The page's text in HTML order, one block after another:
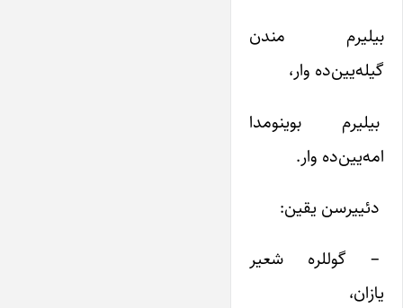
بیلیرم‌ مندن‌
گیله‌یین‌ده‌ وار،
بیلیرم‌ بوینومدا
امه‌یین‌ده‌ وار.
دئییرسن‌ یقین‌:
– گوللره‌ شعیر
یازان‌،